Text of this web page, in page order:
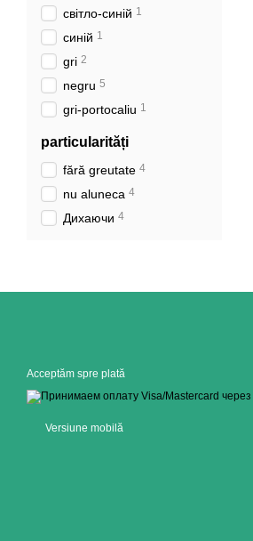
світло-синій 1
синій 1
gri 2
negru 5
gri-portocaliu 1
particularități
fără greutate 4
nu aluneca 4
Дихаючи 4
Acceptăm spre plată
Versiune mobilă